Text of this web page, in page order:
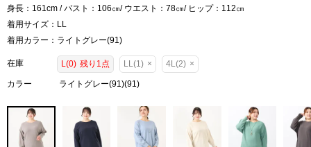
身長：161cm / バスト：106㎝/ ウエスト：78㎝/ ヒップ：112㎝
着用サイズ：LL
着用カラー：ライトグレー(91)
在庫 L(0) 残り1点 LL(1) × 4L(2) ×
カラー ライトグレー(91)(91)